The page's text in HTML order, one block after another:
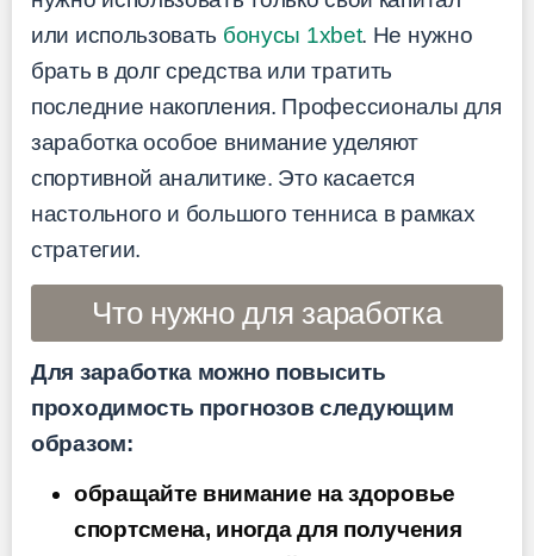
или использовать бонусы 1xbet. Не нужно
брать в долг средства или тратить
последние накопления. Профессионалы для
заработка особое внимание уделяют
спортивной аналитике. Это касается
настольного и большого тенниса в рамках
стратегии.
Что нужно для заработка
Для заработка можно повысить
проходимость прогнозов следующим
образом:
обращайте внимание на здоровье
спортсмена, иногда для получения